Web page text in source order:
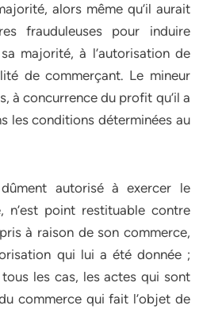
alors même qu’il aurait
frauduleuses pour induire
majorité, à l’autorisation de
de commerçant. Le mineur
à concurrence du profit qu’il a
les conditions déterminées au
autorisé à exercer le
n’est point restituable contre
à raison de son commerce,
qui lui a été donnée ;
les cas, les actes qui sont
commerce qui fait l’objet de